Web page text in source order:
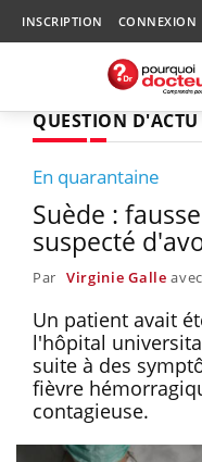
INSCRIPTION CONNEXION
QUESTION D'ACTU
En quarantaine
Suède :
suspecté
Par Virginie Galle avec
Un patient avait
l'hôpital
suite à des
fièvre
contagieuse.